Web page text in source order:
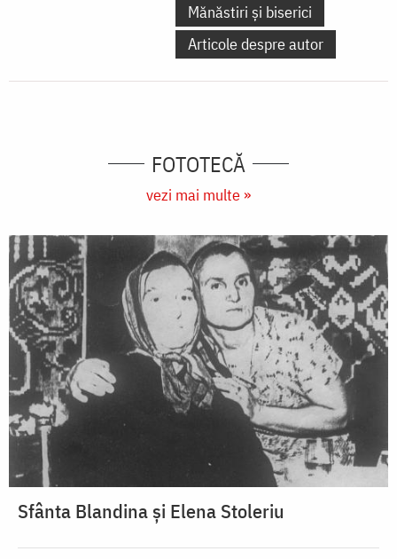
Mănăstiri și biserici
Articole despre autor
FOTOTECĂ
vezi mai multe »
Sfânta Blandina și Elena Stoleriu